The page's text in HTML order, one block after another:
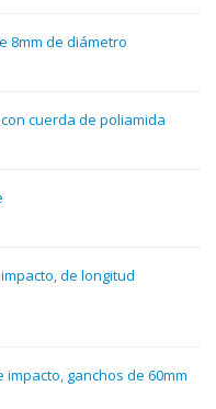
8mm de diámetro
cuerda de poliamida
de longitud
ganchos de 60mm